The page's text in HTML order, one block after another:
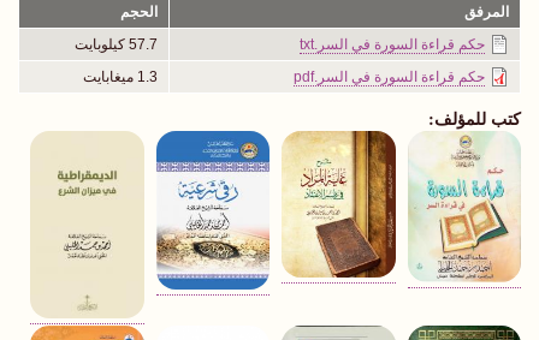
المرفق
الحجم
حكم قراءة السورة في السر.txt
57.7 كيلوبايت
حكم قراءة السورة في السر.pdf
1.3 ميغابايت
كتب للمؤلف: